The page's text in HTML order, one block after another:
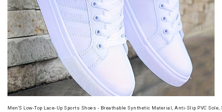
Men'S Low-Top Lace-Up Sports Shoes - Breathable Synthetic Material, Anti-Slip PVC